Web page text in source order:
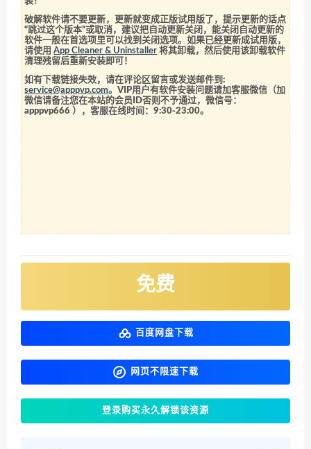
破解软件请不要更新，更新就变成正版试用版了，提示更新的话点
“跳过这个版本”或取消，建议把自动更新关闭，能关闭自动更新的
软件一般在首选项里可以找到关闭选项。如果已经更新成试用版，
请使用App Cleaner & Uninstaller 将其卸载，然后使用该卸载软件
清理残留后重新安装即可！
如有下载链接失效，请在评论区留言或发送邮件到:
service@apppvp.com。VIP用户有软件安装问题请加客服微信（加
微信请备注您在本站的会员ID否则不予通过，微信号：
apppvp666 ），客服在线时间：9:30-23:00。
免费
百度网盘下载
网页不限速下载
登录购买永久解锁该资源